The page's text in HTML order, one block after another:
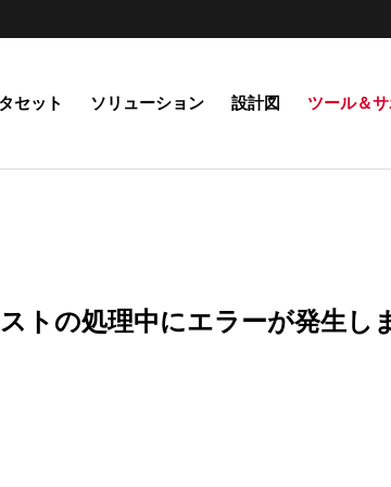
セット ソリューション 設計図 ツール＆サ
トの処理中にエラーが発生し